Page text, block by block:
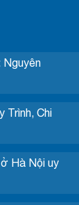
Trình, Chi
Hà Nội uy